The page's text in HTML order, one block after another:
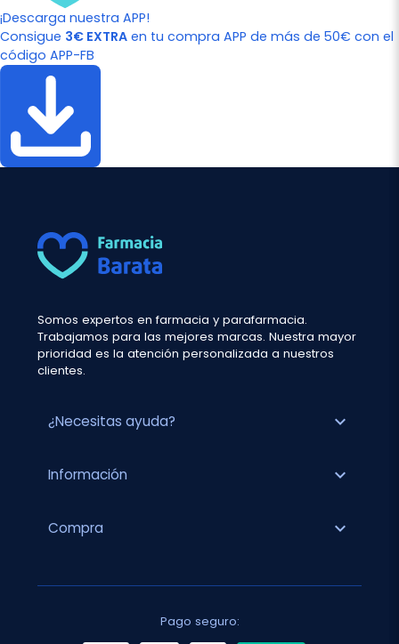
¡Descarga nuestra APP!
Consigue 3€ EXTRA en tu compra APP de más de 50€ con el
código APP-FB
Somos expertos en farmacia y parafarmacia.
Trabajamos para las mejores marcas. Nuestra mayor
prioridad es la atención personalizada a nuestros
clientes.
¿Necesitas ayuda? expand_more
Información expand_more
Compra expand_more
Pago seguro: